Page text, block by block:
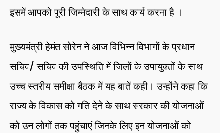
इसमें आपको पूरी जिम्मेदारी के साथ कार्य करना है ।
मुख्यमंत्री हेमंत सोरेन ने आज विभिन्न विभागों के प्रधान
सचिव/ सचिव की उपस्थिति में जिलों के उपायुक्तों के साथ
उच्च स्तरीय समीक्षा बैठक में यह बातें कही। उन्होंने कहा कि
राज्य के विकास को गति देने के साथ सरकार की योजनाओं
को उन लोगों तक पहुंचाएं जिनके लिए इन योजनाओं को